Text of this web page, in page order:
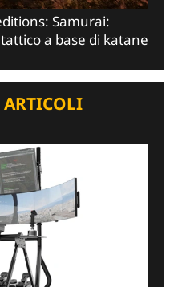
Samurai:
a base di katane